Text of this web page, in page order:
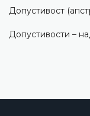
Допустивост
Допустивости –